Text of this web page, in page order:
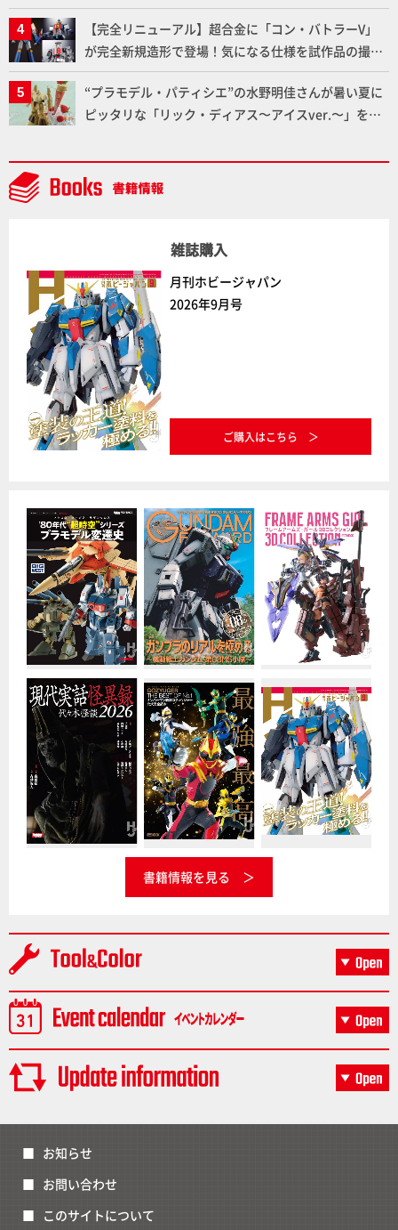
ふたたび塗る!!【試し読み】
【完全リニューアル】超合金に「コン・バトラーV」
が完全新規造形で登場！気になる仕様を試作品の撮り
下ろしでご紹介!!さらに「大鉄人17」＆「ワンエイ
ト」セット情報もお届け！【超合金の魂】
“プラモデル・パティシエ”の水野明佳さんが暑い夏に
ピッタリな「リック・ディアス〜アイスver.〜」を製
雑誌購入
月刊ホビージャパン
2026年9月号
ご購入はこちら
書籍情報を見る
お知らせ
お問い合わせ
このサイトについて